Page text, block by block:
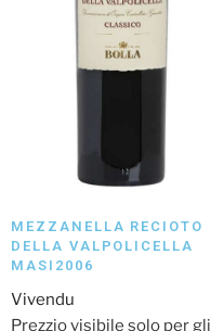
MEZZANELLA RECIOTO
DELLA VALPOLICELLA
MASI2006
Vivendu
Prezzio visibile solo per gli